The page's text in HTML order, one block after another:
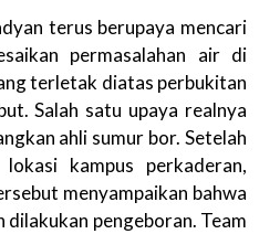
terus berupaya mencari
permasalahan air di
terletak diatas perbukitan
Salah satu upaya realnya
ahli sumur bor. Setelah
kampus perkaderan,
menyampaikan bahwa
pengeboran. Team